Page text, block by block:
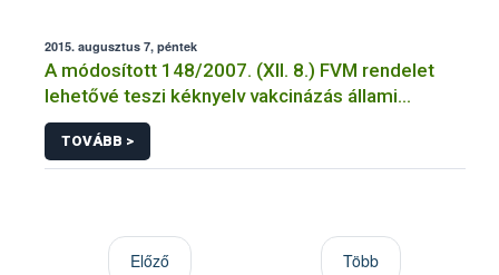
2015. augusztus 7, péntek
A módosított 148/2007. (XII. 8.) FVM rendelet
lehetővé teszi kéknyelv vakcinázás állami
támogatását
TOVÁBB >
Előző Több